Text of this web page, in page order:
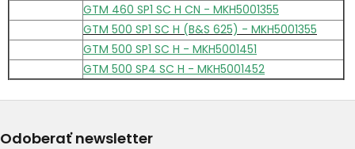
GTM 460 SP1 SC H CN - MKH5001355
GTM 500 SP1 SC H (B&S 625) - MKH5001355
GTM 500 SP1 SC H - MKH5001451
GTM 500 SP4 SC H - MKH5001452
Odoberať newsletter